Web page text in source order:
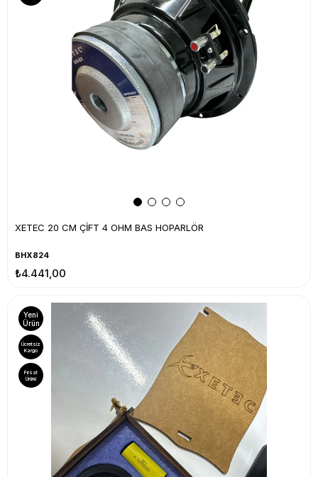
XETEC 20 CM ÇİFT 4 OHM BAS HOPARLÖR
BHX824
₺4.441,00
Yeni
Ürün
Ücretsiz
Kargo
Fırsat
Ürünü